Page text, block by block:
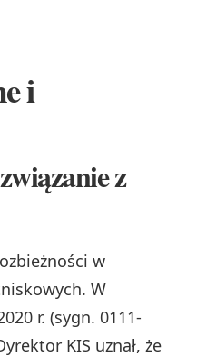
i
z
w
W
r. (sygn. 0111-
KIS uznał, że